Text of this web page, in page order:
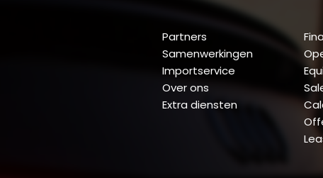
Partners
Samenwerkingen
Importservice
Over ons
Extra diensten